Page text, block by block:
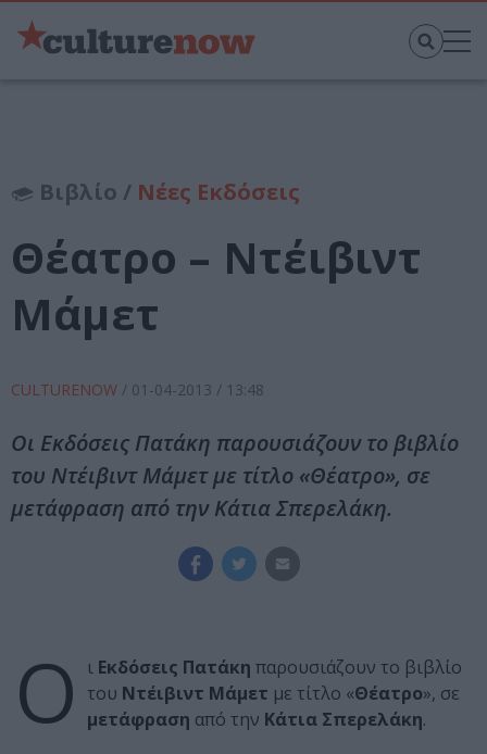
Βιβλίο / Νέες Εκδόσεις
Θέατρο – Ντέιβιντ
Μάμετ
CULTURENOW / 01-04-2013 / 13:48
Οι Εκδόσεις Πατάκη παρουσιάζουν το βιβλίο
του Ντέιβιντ Μάμετ με τίτλο «Θέατρο», σε
μετάφραση από την Κάτια Σπερελάκη.
Ο ι Εκδόσεις Πατάκη παρουσιάζουν το βιβλίο
του Ντέιβιντ Μάμετ με τίτλο «Θέατρο», σε
μετάφραση από την Κάτια Σπερελάκη.